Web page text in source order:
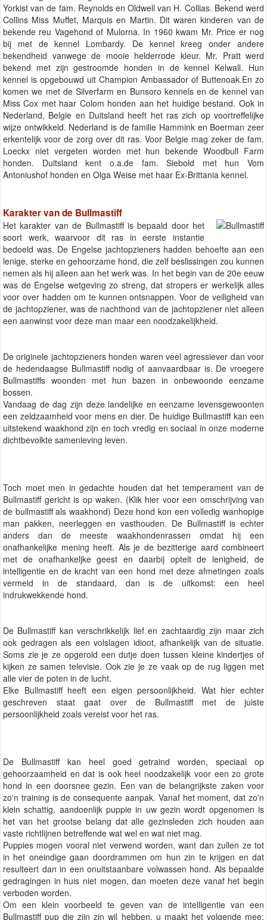
Yorkist van de fam. Reynolds en Oldwell van H. Collias. Bekend werd
Collins Miss Muffet, Marquis en Martin. Dit waren kinderen van de
bekende reu Vagehond of Mulorna. In 1960 kwam Mr. Price er nog
bij met de kennel Lombardy. De kennel kreeg onder andere
bekendheid vanwege de mooie helderrode kleur. Mr. Pratt werd
bekend met zijn gestroomde honden in de kennel Kelwall. Hun
kennel is opgebouwd uit Champion Ambassador of Buttenoak.En zo
komen we met de Silverfarm en Bunsoro kennels en de kennel van
Miss Cox met haar Colom honden aan het huidige bestand. Ook in
Nederland, Belgie en Duitsland heeft het ras zich op voortreffelijke
wijze ontwikkeld. Nederland is de familie Hammink en Boerman zeer
erkentelijk voor de zorg over dit ras. Voor Belgie mag zeker de fam.
Loeckx niet vergeten worden met hun bekende Woodbull Farm
honden. Duitsland kent o.a.de fam. Siebold met hun Vom
Antoniushof honden en Olga Weise met haar Ex-Brittania kennel.
Karakter van de Bullmastiff
Het karakter van de Bullmastiff is bepaald door het
soort werk, waarvoor dit ras in eerste instantie
bedoeld was. De Engelse jachtopzieners hadden behoefte aan een
lenige, sterke en gehoorzame hond, die zelf beslissingen zou kunnen
nemen als hij alleen aan het werk was. In het begin van de 20e eeuw
was de Engelse wetgeving zo streng, dat stropers er werkelijk alles
voor over hadden om te kunnen ontsnappen. Voor de veiligheid van
de jachtopziener, was de nachthond van de jachtopziener niet alleen
een aanwinst voor deze man maar een noodzakelijkheid.
De originele jachtopzieners honden waren veel agressiever dan voor
de hedendaagse Bullmastiff nodig of aanvaardbaar is. De vroegere
Bullmastiffs woonden met hun bazen in onbewoonde eenzame
bossen.
Vandaag de dag zijn deze landelijke en eenzame levensgewoonten
een zeldzaamheid voor mens en dier. De huidige Bullmastiff kan een
uitstekend waakhond zijn en toch vredig en sociaal in onze moderne
dichtbevolkte samenleving leven.
Toch moet men in gedachte houden dat het temperament van de
Bullmastiff gericht is op waken. (Klik hier voor een omschrijving van
de bullmastiff als waakhond) Deze hond kon een volledig wanhopige
man pakken, neerleggen en vasthouden. De Bullmastiff is echter
anders dan de meeste waakhondenrassen omdat hij een
onafhankelijke mening heeft. Als je de bezitterige aard combineert
met de onafhankeljke geest en daarbij optelt de lenigheid, de
intelligentie en de kracht van een hond met deze afmetingen zoals
vermeld in de standaard, dan is de uitkomst: een heel
indrukwekkende hond.
De Bullmastiff kan verschrikkelijk lief en zachtaardig zijn maar zich
ook gedragen als een volslagen idioot, afhankelijk van de situatie.
Soms zie je ze opgerold een dutje doen tussen kleine kindertjes of
kijken ze samen televisie. Ook zie je ze vaak op de rug liggen met
alle vier de poten in de lucht.
Elke Bullmastiff heeft een eigen persoonlijkheid. Wat hier echter
geschreven staat gaat over de Bullmastiff met de juiste
persoonlijkheid zoals vereist voor het ras.
De Bullmastiff kan heel goed getraind worden, speciaal op
gehoorzaamheid en dat is ook heel noodzakelijk voor een zo grote
hond in een doorsnee gezin. Een van de belangrijkste zaken voor
zo'n training is de consequente aanpak. Vanaf het moment, dat zo'n
klein schattig, aandoenlijk puppie in uw gezin wordt opgenomen is
het van het grootse belang dat alle gezinsleden zich houden aan
vaste richtlijnen betreffende wat wel en wat niet mag.
Puppies mogen vooral niet verwend worden, want dan zullen ze tot
in het oneindige gaan doordrammen om hun zin te krijgen en dat
resulteert dan in een onuitstaanbare volwassen hond. Als bepaalde
gedragingen in huis niet mogen, dan moeten deze vanaf het begin
verboden worden.
Om een klein voorbeeld te geven van de intelligentie van een
Bullmastiff pup die zijn zin wil hebben, u maakt het volgende mee: